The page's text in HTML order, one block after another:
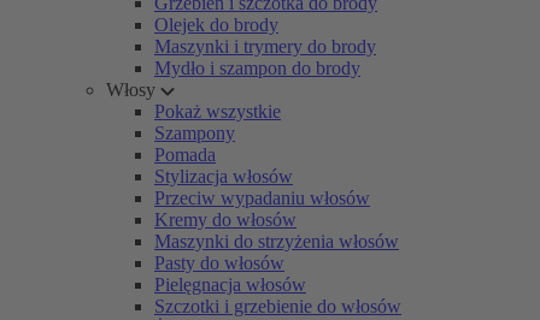
Olejek do brody
Maszynki i trymery do brody
Mydło i szampon do brody
Włosy
Pokaż wszystkie
Szampony
Pomada
Stylizacja włosów
Przeciw wypadaniu włosów
Kremy do włosów
Maszynki do strzyżenia włosów
Pasty do włosów
Pielęgnacja włosów
Szczotki i grzebienie do włosów